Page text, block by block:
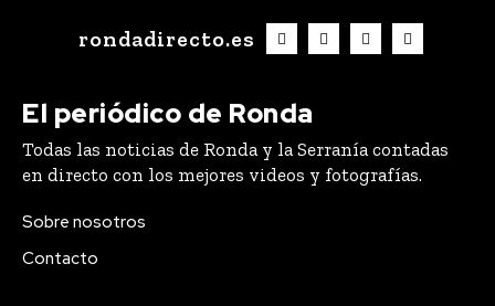
rondadirecto.es
El periódico de Ronda
Todas las noticias de Ronda y la Serranía contadas
en directo con los mejores videos y fotografías.
Sobre nosotros
Contacto